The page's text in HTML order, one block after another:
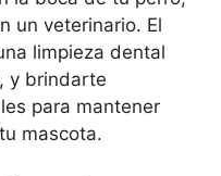
un veterinario. El
limpieza dental
y brindarte
para mantener
mascota.